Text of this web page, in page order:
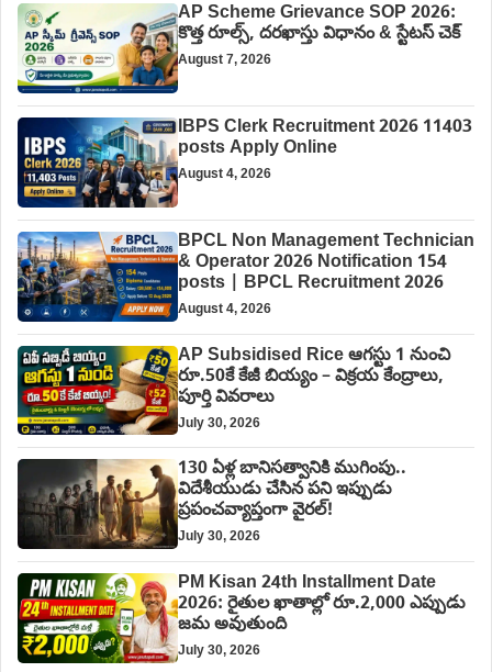
AP Scheme Grievance SOP 2026:
కొత్త రూల్స్, దరఖాస్తు విధానం & స్టేటస్ చెక్
August 7, 2026
IBPS Clerk Recruitment 2026 11403
posts Apply Online
August 4, 2026
BPCL Non Management Technician
& Operator 2026 Notification 154
posts | BPCL Recruitment 2026
August 4, 2026
AP Subsidised Rice ఆగస్టు 1 నుంచి
రూ.50కే కేజీ బియ్యం – విక్రయ కేంద్రాలు,
పూర్తి వివరాలు
July 30, 2026
130 ఏళ్ల బానిసత్వానికి ముగింపు..
విదేశీయుడు చేసిన పని ఇప్పుడు
ప్రపంచవ్యాప్తంగా వైరల్!
July 30, 2026
PM Kisan 24th Installment Date
2026: రైతుల ఖాతాల్లో రూ.2,000 ఎప్పుడు
జమ అవుతుంది
July 30, 2026